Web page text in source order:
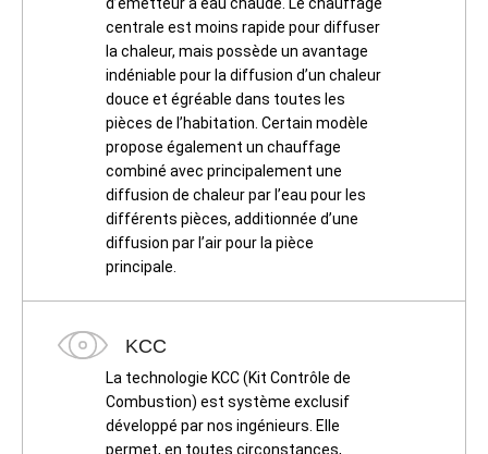
d’émetteur à eau chaude. Le chauffage
centrale est moins rapide pour diffuser
la chaleur, mais possède un avantage
indéniable pour la diffusion d’un chaleur
douce et égréable dans toutes les
pièces de l’habitation. Certain modèle
propose également un chauffage
combiné avec principalement une
diffusion de chaleur par l’eau pour les
différents pièces, additionnée d’une
diffusion par l’air pour la pièce
principale.
KCC
La technologie KCC (Kit Contrôle de
Combustion) est système exclusif
développé par nos ingénieurs. Elle
permet, en toutes circonstances,